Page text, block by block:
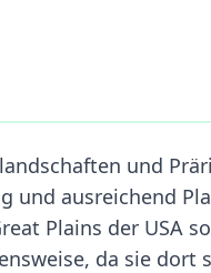
und
und ausreichend
Plains der USA
da sie dort